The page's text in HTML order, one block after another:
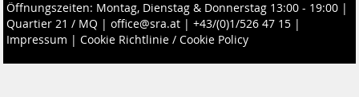
Öffnungszeiten: Montag, Dienstag & Donnerstag 13:00 - 19:00 |
Quartier 21 / MQ | office@sra.at | +43/(0)1/526 47 15 |
Impressum | Cookie Richtlinie / Cookie Policy